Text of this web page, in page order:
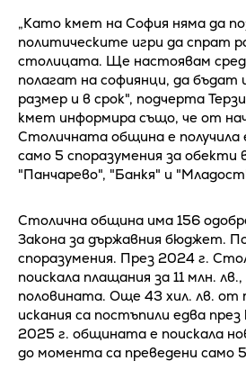
„Като кмет на София няма да
политическите игри да спрат
столицата. Ще настоявам
полагат на софиянци, да бъдат
размер и в срок", подчерта
кмет информира също, че от
Столичната община е получила
само 5 споразумения за обекти
"Панчарево", "Банкя" и
Столична община има 156
Закона за държавния бюджет.
споразумения. През 2024 г.
поискала плащания за 11 млн.
половината. Още 43 хил. лв.
искания са постъпили едва
2025 г. общината е поискала
до момента са преведени само